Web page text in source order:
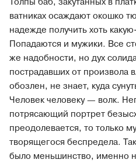
ватниках осаждают окошко
надежде получить хоть
Попадаются и мужики. Все
же надобности, но дух
пострадавших от произвола
обозлен, не знает, куда
Человек человеку — волк.
потрясающий портрет
преодолевается, то только
творящегося беспредела.
было меньшинство, именно